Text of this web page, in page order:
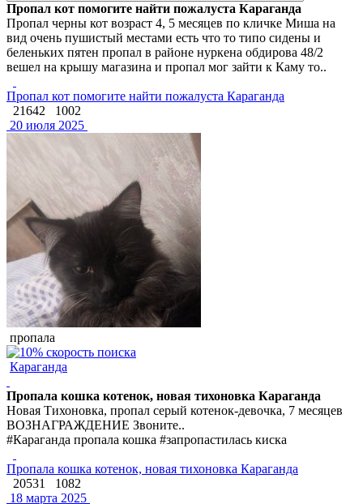
Пропал кот помогите найти пожалуста Караганда
Пропал черны кот возраст 4, 5 месяцев по кличке Миша на
вид очень пушистый местами есть что то типо сидены и
беленьких пятен пропал в районе нуркена обдирова 48/2
вешел на крышу магазина и пропал мог зайти к Каму то..
Пропал кот помогите найти пожалуста Караганда
21642
1002
20 июля 2025
пропала
Караганда
Пропала кошка котенок, новая тихоновка Караганда
Новая Тихоновка, пропал серый котенок-девочка, 7 месяцев
ВОЗНАГРАЖДЕНИЕ Звоните..
#Караганда пропала кошка #запропастилась киска
Пропала кошка котенок, новая тихоновка Караганда
20531
1082
18 марта 2025